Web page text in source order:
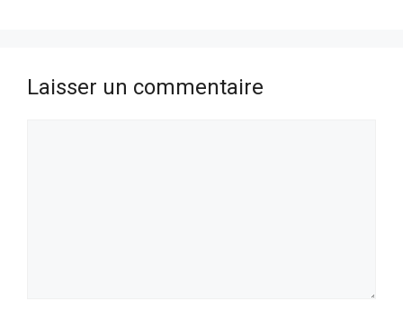
Laisser un commentaire